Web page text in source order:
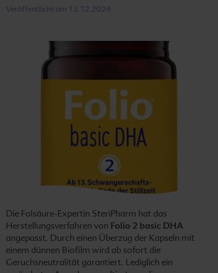
Veröffentlicht am 13.12.2024
Die Folsäure-Expertin SteriPharm hat das
Herstellungsverfahren von Folio 2 basic DHA
angepasst. Durch einen Überzug der Kapseln mit
einem dünnen Biofilm wird ab sofort die
Geruchsneutralität garantiert. Lediglich ein